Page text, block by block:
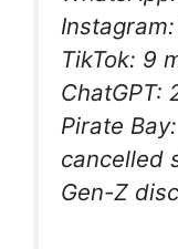
TikTok: 9
ChatGPT:
Pirate
cancelled
Gen-Z